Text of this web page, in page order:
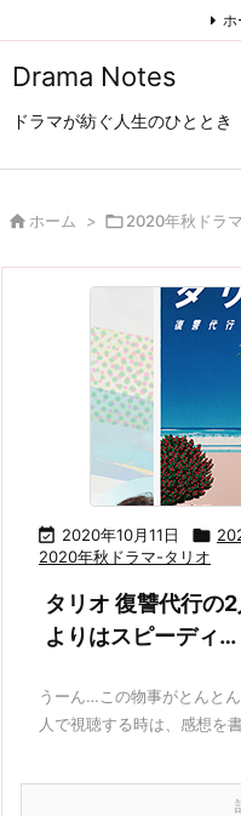
Drama Notes
ドラマが紡ぐ人生のひととき
ホ
 ホーム > 2020年秋ドラ
 2020年10月11日 
2020年秋ドラマ-タリオ
タリオ 復讐代行の
よりはスピーディ…
うーん…この物事がとんと
人で視聴する時は、感想を